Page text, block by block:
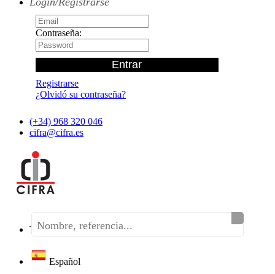
Contraseña:
Registrarse
¿Olvidó su contraseña?
(+34) 968 320 046
cifra@cifra.es
Teléfono:(+34) 968 320 046
Español